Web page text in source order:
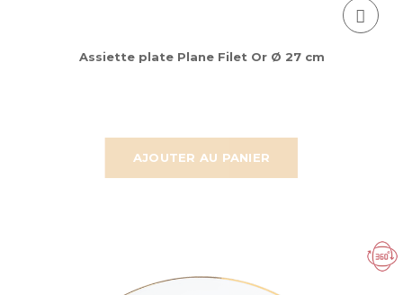
AJOUTER AU PANIER
Assiette plate Plane Filet Or Ø 27 cm